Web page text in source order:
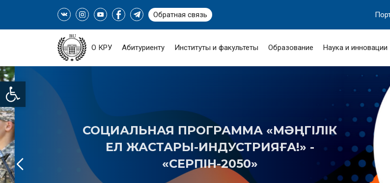
Open toolbar
Обратная связь
О КРУ Абитуриенту Институты и факультеты Образование Наука и инновации
СОЦИАЛЬНАЯ ПРОГРАММА «МӘҢГІЛІК
ЕЛ ЖАСТАРЫ-ИНДУСТРИЯҒА!» -
«СЕРПІН-2050»